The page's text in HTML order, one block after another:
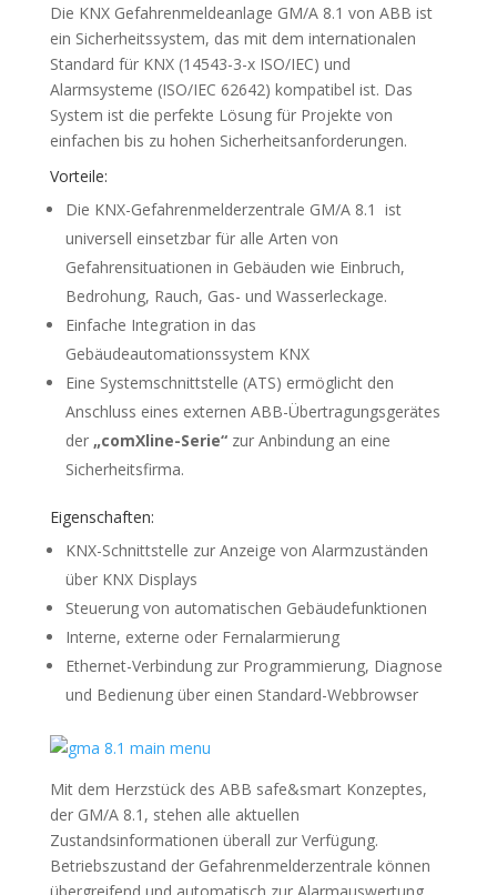
Die KNX Gefahrenmeldeanlage GM/A 8.1 von ABB ist
ein Sicherheitssystem, das mit dem internationalen
Standard für KNX (14543-3-x ISO/IEC) und
Alarmsysteme (ISO/IEC 62642) kompatibel ist. Das
System ist die perfekte Lösung für Projekte von
einfachen bis zu hohen Sicherheitsanforderungen.
Vorteile:
Die KNX-Gefahrenmelderzentrale GM/A 8.1 ist
universell einsetzbar für alle Arten von
Gefahrensituationen in Gebäuden wie Einbruch,
Bedrohung, Rauch, Gas- und Wasserleckage.
Einfache Integration in das
Gebäudeautomationssystem KNX
Eine Systemschnittstelle (ATS) ermöglicht den
Anschluss eines externen ABB-Übertragungsgerätes
der „comXline-Serie“zur Anbindung an eine
Sicherheitsfirma.
Eigenschaften:
KNX-Schnittstelle zur Anzeige von Alarmzuständen
über KNX Displays
Steuerung von automatischen Gebäudefunktionen
Interne, externe oder Fernalarmierung
Ethernet-Verbindung zur Programmierung, Diagnose
und Bedienung über einen Standard-Webbrowser
Mit dem Herzstück des ABB safe&smart Konzeptes,
der GM/A 8.1, stehen alle aktuellen
Zustandsinformationen überall zur Verfügung.
Betriebszustand der Gefahrenmelderzentrale können